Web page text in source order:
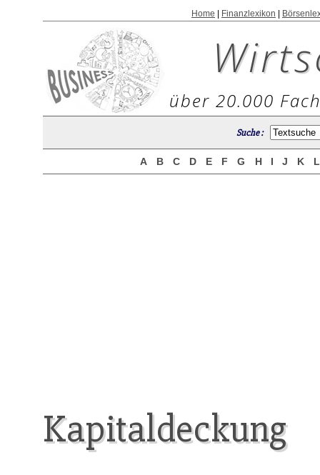
Home Finanzlexikon
über 20.000
Suche :
A B C D E F G H I J K
Kapitaldeckung